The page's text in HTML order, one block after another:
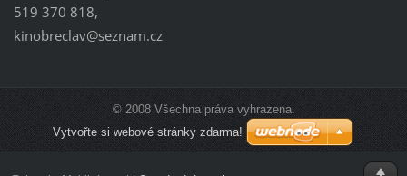
519 370 818,
kinobreclav@seznam.cz
© 2008 Všechna práva vyhrazena.
Vytvořte si webové stránky zdarma!